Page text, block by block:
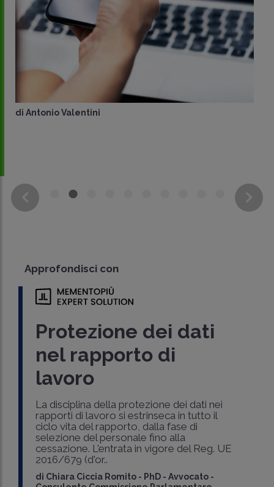
di Antonio Valentini
Approfondisci con
Protezione dei dati
nel rapporto di
lavoro
La disciplina della protezione dei dati nei
rapporti di lavoro si estrinseca in tutto il
ciclo vita del rapporto, dalla fase di
selezione del personale fino alla
cessazione. L'entrata in vigore del Reg. UE
2016/679 (d'or..
di Chiara Ciccia Romito - PhD - Avvocato -